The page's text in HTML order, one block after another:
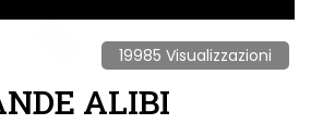
19985 Visualizzazioni
ALIBI